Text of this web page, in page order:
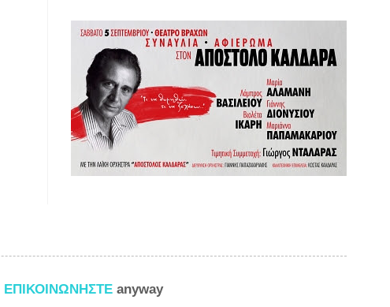
ΕΠΙΚΟΙΝΩΝΗΣΤΕ anyway